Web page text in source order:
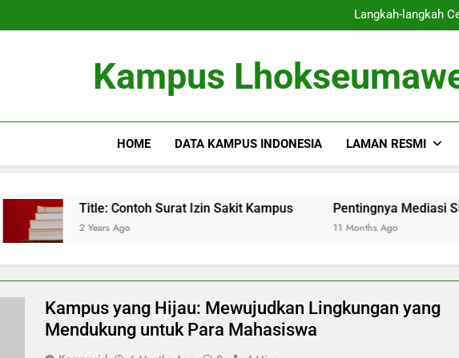
Langkah-langkah
Kumpulan Puisi
Langkah-langkah
Kumpulan Puisi
Kampus
HOME DATA KAMPUS INDONESIA LAMAN RESMI
Title: Contoh Surat Izin Sakit Kampus
2 Years Ago
Pentingnya Mediasi Siswa untuk
Kampus yang Hijau: Mewujudkan Lingkungan yang
Mendukung untuk Para Mahasiswa